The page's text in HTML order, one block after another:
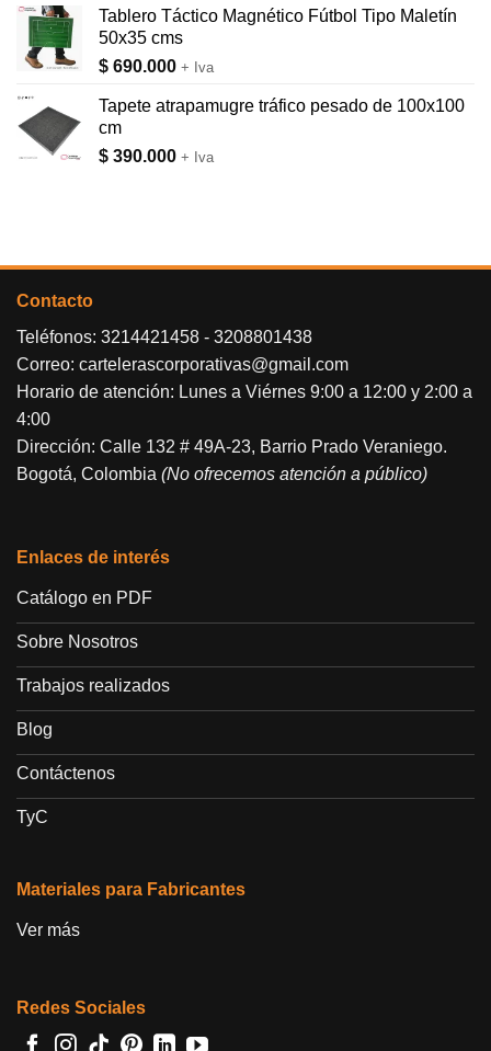
Tablero Táctico Magnético Fútbol Tipo Maletín
50x35 cms
$ 690.000 + Iva
Tapete atrapamugre tráfico pesado de 100x100
cm
$ 390.000 + Iva
Contacto
Teléfonos: 3214421458 - 3208801438
Correo: cartelerascorporativas@gmail.com
Horario de atención: Lunes a Viérnes 9:00 a 12:00 y 2:00 a
4:00
Dirección: Calle 132 # 49A-23, Barrio Prado Veraniego.
Bogotá, Colombia (No ofrecemos atención a público)
Enlaces de interés
Catálogo en PDF
Sobre Nosotros
Trabajos realizados
Blog
Contáctenos
TyC
Materiales para Fabricantes
Ver más
Redes Sociales